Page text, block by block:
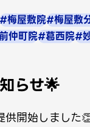
#梅屋敷院#梅屋敷
仲町院#葛西院#
らせ🌟
供開始しました